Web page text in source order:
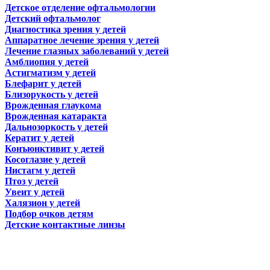
Детское отделение офтальмологии
Детский офтальмолог
Диагностика зрения у детей
Аппаратное лечение зрения у детей
Лечение глазных заболеваний у детей
Амблиопия у детей
Астигматизм у детей
Блефарит у детей
Близорукость у детей
Врожденная глаукома
Врожденная катаракта
Дальнозоркость у детей
Кератит у детей
Конъюнктивит у детей
Косоглазие у детей
Нистагм у детей
Птоз у детей
Увеит у детей
Халязион у детей
Подбор очков детям
Детские контактные линзы